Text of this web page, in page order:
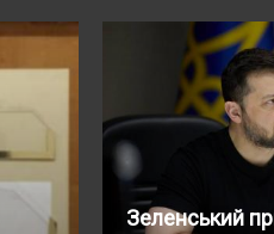
Зеленський